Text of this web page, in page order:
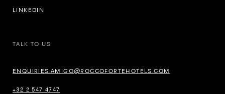
LINKEDIN
TALK TO US
ENQUIRIES.AMIGO@ROCCOFORTEHOTELS.COM
+32 2 547 4747